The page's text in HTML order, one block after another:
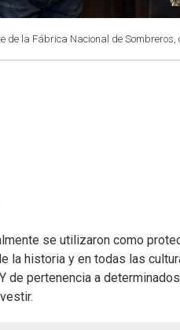
de la Fábrica Nacional de
se utilizaron como
la historia y en todas las
de pertenencia a